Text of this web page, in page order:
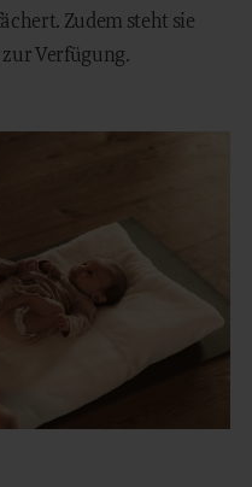
Zudem steht sie
Verfügung.